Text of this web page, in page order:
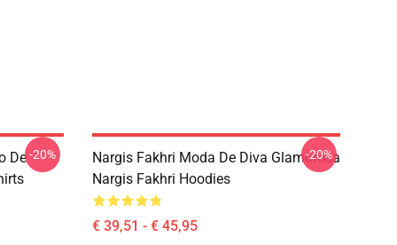
De-20%
Nargis Fakhri Moda De Diva Glamorosa
Nargis Fakhri Hoodies
€ 39,51 - € 45,95
-20%